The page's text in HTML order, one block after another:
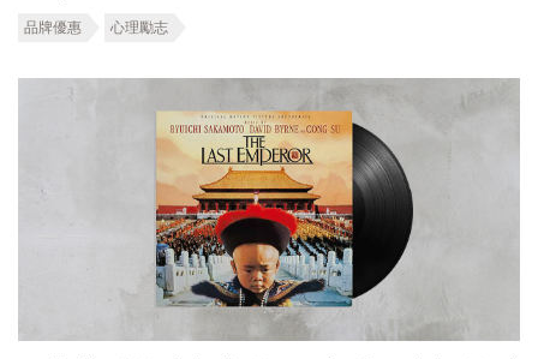
品牌優惠 心理勵志